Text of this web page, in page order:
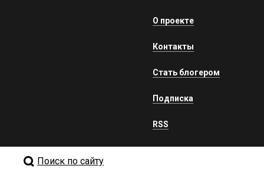
О проекте
Контакты
Стать блогером
Подписка
RSS
Поиск по сайту